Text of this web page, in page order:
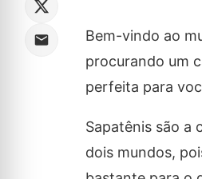
Bem-vindo ao
procurando um
perfeita para
Sapatênis são a
dois mundos,